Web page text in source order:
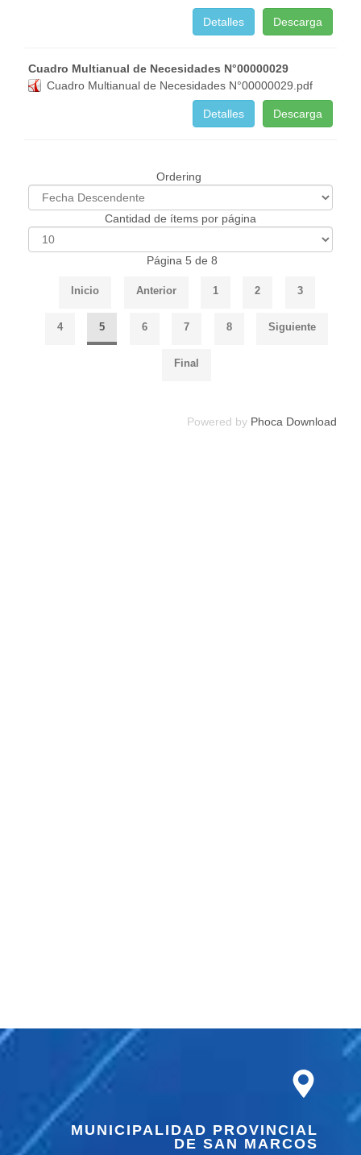
Descarga
Detalles
Cuadro Multianual de Necesidades N°00000029
Cuadro Multianual de Necesidades N°00000029.pdf
Descarga
Detalles
Ordering
Cantidad de ítems por página
Página 5 de 8
Inicio Anterior 1 2 3
4 5 6 7 8 Siguiente
Final
Powered by Phoca Download
MUNICIPALIDAD PROVINCIAL
DE SAN MARCOS